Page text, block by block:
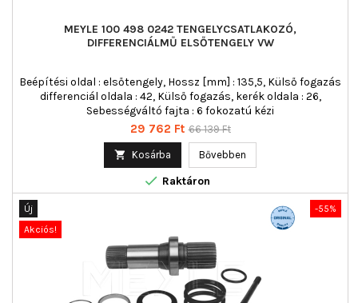
MEYLE 100 498 0242 TENGELYCSATLAKOZÓ,
DIFFERENCIÁLMŰ ELSŐTENGELY VW
Beépítési oldal : elsőtengely, Hossz [mm] : 135,5, Külső fogazás
differenciál oldala : 42, Külső fogazás, kerék oldala : 26,
Sebességváltó fajta : 6 fokozatú kézi
Ár
29 762 Ft Normál
66 139 Ft
 Kosárba Bővebben
 Raktáron
-55%
Új
Akciós!